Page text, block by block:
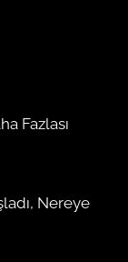
Fazlası
Nereye